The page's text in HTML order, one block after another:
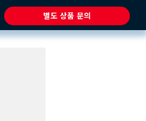
별도 상품 문의